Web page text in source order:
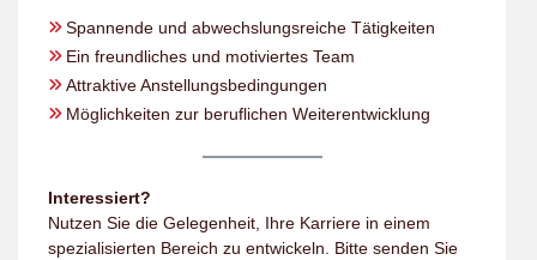
Spannende und abwechslungsreiche Tätigkeiten
Ein freundliches und motiviertes Team
Attraktive Anstellungsbedingungen
Möglichkeiten zur beruflichen Weiterentwicklung
Interessiert?
Nutzen Sie die Gelegenheit, Ihre Karriere in einem
spezialisierten Bereich zu entwickeln. Bitte senden Sie